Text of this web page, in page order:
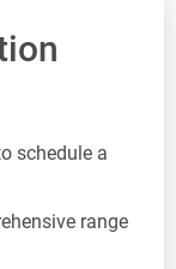
schedule a
range